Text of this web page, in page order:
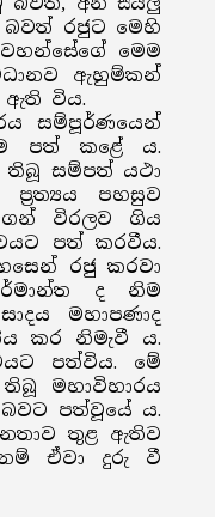
රජුට මෙහි
මෙම
ඇහුම්කන්
ඇති විය.
සම්පූර්ණයෙන්
පත් කළේ ය.
තිබූ සම්පත් යථා
පහසුව
විරලව ගිය
පත් කරවීය.
රජු කරවා
ද නිම
මහාපණාද
කර නිමැවී ය.
පත්විය. මේ
මහාවිහාරය
පත්වූයේ ය.
තුළ ඇතිව
ඒවා දුරු වී